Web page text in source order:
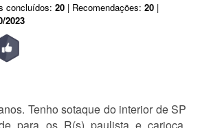
concluídos: 20 | Recomendações: 20 |
2023
Tenho sotaque do interior de SP